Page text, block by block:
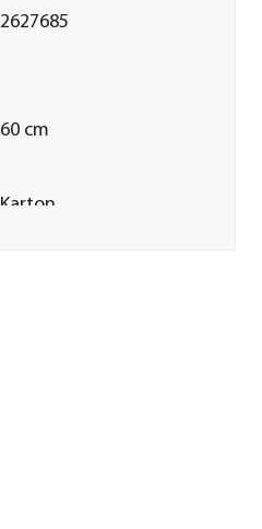
2627685
60 cm
Karton